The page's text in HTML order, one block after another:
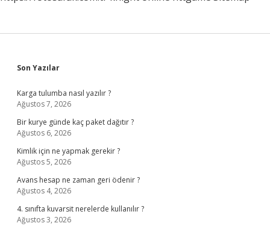
Sidebar
Son Yazılar
Karga tulumba nasıl yazılır ?
Ağustos 7, 2026
Bir kurye günde kaç paket dağıtır ?
Ağustos 6, 2026
Kimlik için ne yapmak gerekir ?
Ağustos 5, 2026
Avans hesap ne zaman geri ödenir ?
Ağustos 4, 2026
4. sınıfta kuvarsit nerelerde kullanılır ?
Ağustos 3, 2026